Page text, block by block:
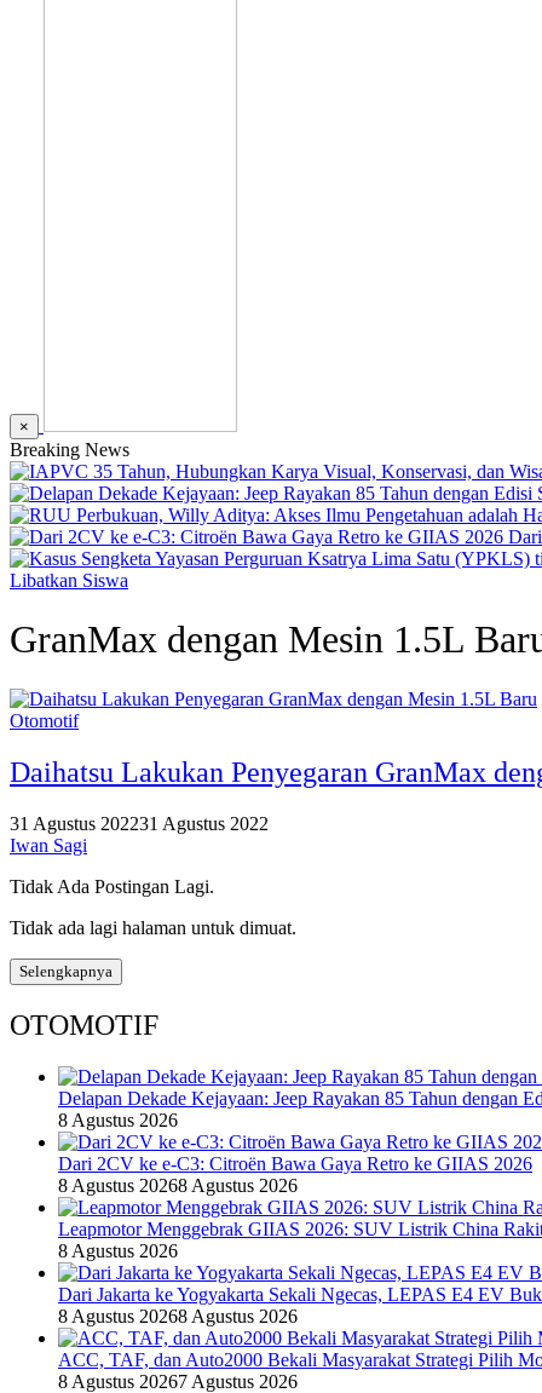
×
Breaking News
Libatkan Siswa
GranMax dengan Mesin 1.5L
Otomotif
Daihatsu Lakukan Penyegaran GranMax
31 Agustus 202231 Agustus 2022
Iwan Sagi
Tidak Ada Postingan Lagi.
Tidak ada lagi halaman untuk dimuat.
Selengkapnya
OTOMOTIF
Delapan Dekade Kejayaan: Jeep Rayakan 85 Tahun dengan
8 Agustus 2026
Dari 2CV ke e-C3: Citroën Bawa Gaya Retro ke GIIAS 2026
8 Agustus 20268 Agustus 2026
Leapmotor Menggebrak GIIAS 2026: SUV Listrik China
8 Agustus 2026
Dari Jakarta ke Yogyakarta Sekali Ngecas, LEPAS E4 EV
8 Agustus 20268 Agustus 2026
ACC, TAF, dan Auto2000 Bekali Masyarakat Strategi Pilih
8 Agustus 20267 Agustus 2026